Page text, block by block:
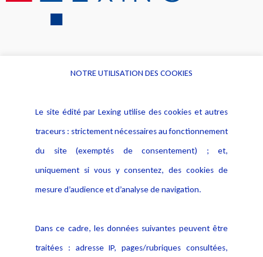
Alerte professionnelle
Déclaration d'accessibilité
Notice Légale
Politique de protection des
données
Publications
NOTRE UTILISATION DES COOKIES
Le site édité par Lexing utilise des cookies et autres
traceurs : strictement nécessaires au fonctionnement
du site (exemptés de consentement) ; et,
uniquement si vous y consentez, des cookies de
mesure d’audience et d’analyse de navigation.
Dans ce cadre, les données suivantes peuvent être
traitées : adresse IP, pages/rubriques consultées,